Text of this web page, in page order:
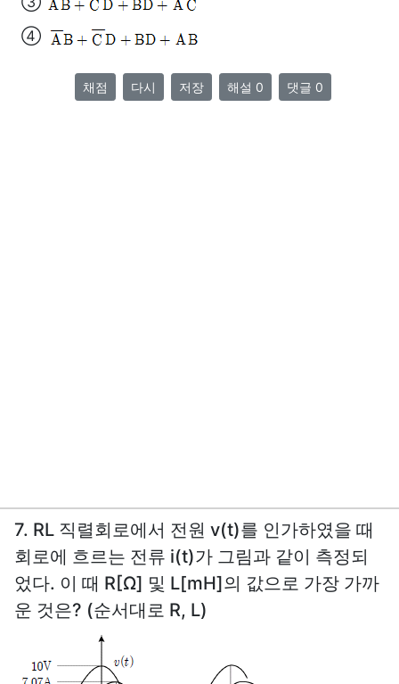
④
채점 다시 저장 해설 0 댓글 0
7. RL 직렬회로에서 전원 v(t)를 인가하였을 때
회로에 흐르는 전류 i(t)가 그림과 같이 측정되
었다. 이 때 R[Ω] 및 L[mH]의 값으로 가장 가까
운 것은? (순서대로 R, L)